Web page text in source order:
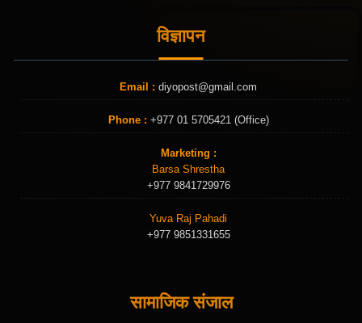
विज्ञापन
Email : diyopost@gmail.com
Phone : +977 01 5705421 (Office)
Marketing :
Barsa Shrestha
+977 9841729976
Yuva Raj Pahadi
+977 9851331655
सामाजिक संजाल